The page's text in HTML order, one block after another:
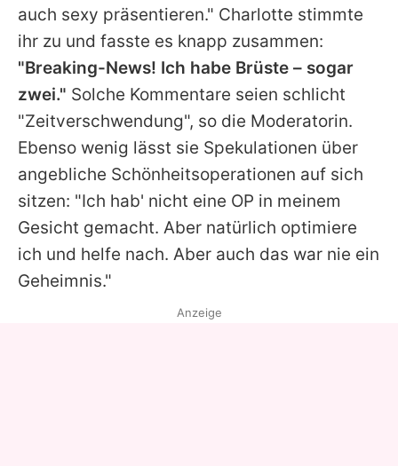
auch sexy präsentieren." Charlotte stimmte
ihr zu und fasste es knapp zusammen:
"Breaking-News! Ich habe Brüste – sogar
zwei." Solche Kommentare seien schlicht
"Zeitverschwendung", so die Moderatorin.
Ebenso wenig lässt sie Spekulationen über
angebliche Schönheitsoperationen auf sich
sitzen: "Ich hab' nicht eine OP in meinem
Gesicht gemacht. Aber natürlich optimiere
ich und helfe nach. Aber auch das war nie ein
Geheimnis."
Anzeige